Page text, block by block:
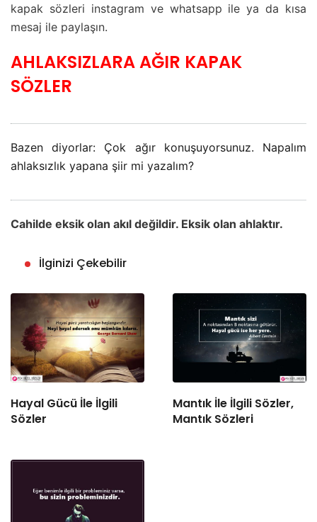
kapak sözleri instagram ve whatsapp ile ya da kısa
mesaj ile paylaşın.
AHLAKSIZLARA AĞIR KAPAK
SÖZLER
Bazen diyorlar: Çok ağır konuşuyorsunuz. Napalım
ahlaksızlık yapana şiir mi yazalım?
Cahilde eksik olan akıl değildir. Eksik olan ahlaktır.
İlginizi Çekebilir
Hayal Gücü İle İlgili
Sözler
Mantık İle İlgili Sözler,
Mantık Sözleri